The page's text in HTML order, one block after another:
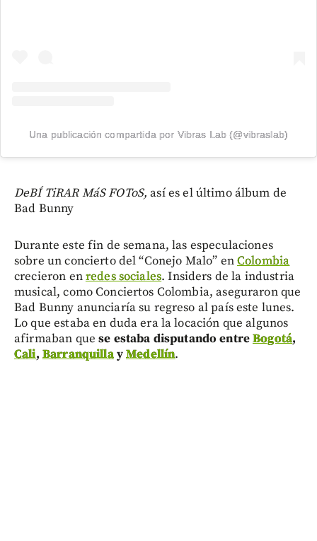
Una publicación compartida por Vibras Lab (@vibraslab)
DeBÍ TiRAR MáS FOToS,así es el último álbum de
Bad Bunny
Durante este fin de semana, las especulaciones
sobre un concierto del “Conejo Malo” enColombia
crecieron enredes sociales. Insiders de la industria
musical, como Conciertos Colombia, aseguraron que
Bad Bunny anunciaría su regreso al país este lunes.
Lo que estaba en duda era la locación que algunos
afirmaban quese estaba disputando entreBogotá,
Cali, BarranquillayMedellín.